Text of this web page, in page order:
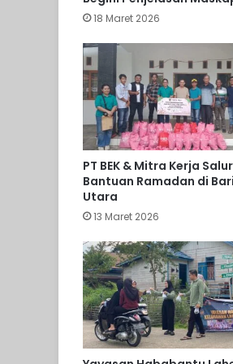
18 Maret 2026
PT BEK & Mitra Kerja
Bantuan Ramadan di
Utara
13 Maret 2026